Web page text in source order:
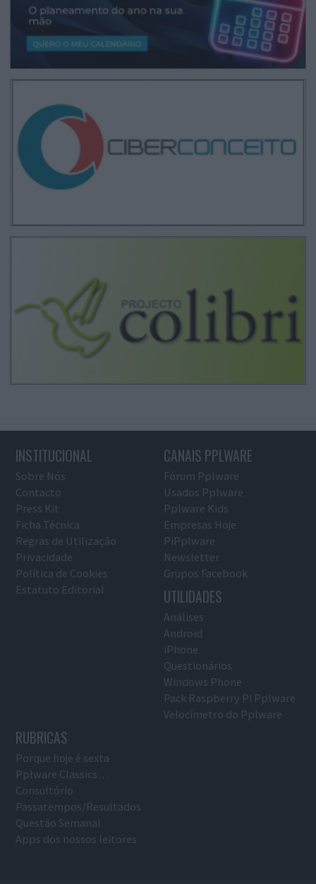
INSTITUCIONAL
Sobre Nós
Contacto
Press Kit
Ficha Técnica
Regras de Utilização
Privacidade
Política de Cookies
Estatuto Editorial
CANAIS PPLWARE
Fórum Pplware
Usados Pplware
Pplware Kids
Empresas Hoje
PiPplware
Newsletter
Grupos Facebook
UTILIDADES
Análises
Android
iPhone
Questionários
Windows Phone
Pack Raspberry Pi Pplware
Velocímetro do Pplware
RUBRICAS
Porque hoje é sexta
Pplware Classics…
Consultório
Passatempos/Resultados
Questão Semanal
Apps dos nossos leitores